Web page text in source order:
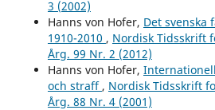
3 (2002)
Hanns von Hofer, Det svenska
1910-2010 , Nordisk Tidsskrift
Årg. 99 Nr. 2 (2012)
Hanns von Hofer,
och straff , Nordisk Tidsskrift
Årg. 88 Nr. 4 (2001)